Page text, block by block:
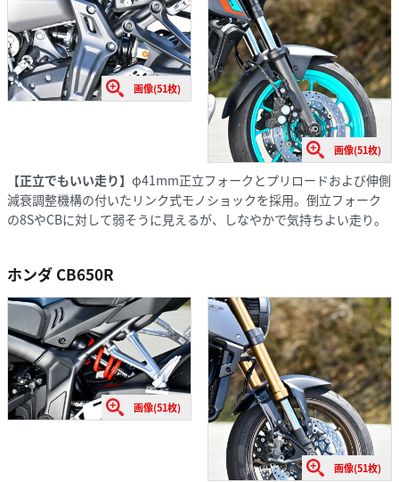
画像(51枚)
画像(51枚)
【正立でもいい走り】 φ41mm正立フォークとプリロードおよび伸側
減衰調整機構の付いたリンク式モノショックを採用。倒立フォーク
の8SやCBに対して弱そうに見えるが、しなやかで気持ちよい走り。
ホンダ CB650R
画像(51枚)
画像(51枚)